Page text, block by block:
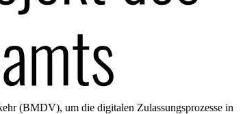
(BMDV), um die digitalen Zulassungsprozesse in